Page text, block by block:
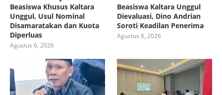
Beasiswa Khusus Kaltara
Unggul, Usul Nominal
Disamaratakan dan Kuota
Diperluas
Agustus 6, 2026
Beasiswa Kaltara Unggul
Dievaluasi, Dino Andrian
Soroti Keadilan Penerima
Agustus 6, 2026